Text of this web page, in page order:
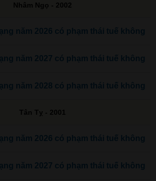
Nhâm Ngọ - 2002
năm 2026 có phạm thái tuế không
năm 2027 có phạm thái tuế không
năm 2028 có phạm thái tuế không
Tân Tỵ - 2001
năm 2026 có phạm thái tuế không
năm 2027 có phạm thái tuế không